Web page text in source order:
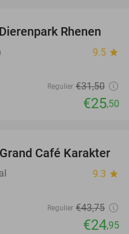
19%
Rhenen
9.5 star
Regulier €31,50
€25,50
43%
Café Karakter
9.3 star
Regulier €43,75
€24,95